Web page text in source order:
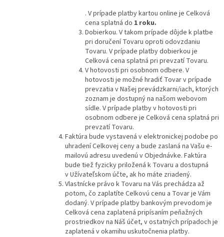
. V prípade platby kartou online je Celková
cena splatná do 1 roku.
Dobierkou. V takom prípade dôjde k platbe
pri doručení Tovaru oproti odovzdaniu
Tovaru. V prípade platby dobierkou je
Celková cena splatná pri prevzatí Tovaru.
V hotovosti pri osobnom odbere. V
hotovosti je možné hradiť Tovar v prípade
prevzatia v Našej prevádzkarni/iach, ktorých
zoznam je dostupný na našom webovom
sídle. V prípade platby v hotovosti pri
osobnom odbere je Celková cena splatná pri
prevzatí Tovaru.
Faktúra bude vystavená v elektronickej podobe po
uhradení Celkovej ceny a bude zaslaná na Vašu e-
mailovú adresu uvedenú v Objednávke. Faktúra
bude tiež fyzicky priložená k Tovaru a dostupná
v Užívateľskom účte, ak ho máte zriadený.
Vlastnícke právo k Tovaru na Vás prechádza až
potom, čo zaplatíte Celkovú cenu a Tovar je Vám
dodaný. V prípade platby bankovým prevodom je
Celková cena zaplatená pripísaním peňažných
prostriedkov na Náš účet, v ostatných prípadoch je
zaplatená v okamihu uskutočnenia platby.